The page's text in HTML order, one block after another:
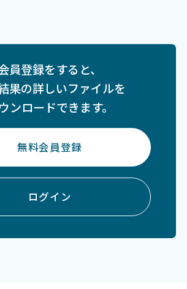
員登録をすると、
果の詳しいファイルを
ンロードできます。
無料会員登録
ログイン